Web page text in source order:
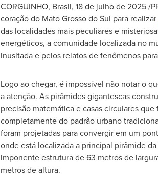
CORGUINHO, Brasil, 18 de julho de 2025/
coração do Mato Grossodo Sul para realizar
das localidades mais peculiares e
energéticos, a comunidade localizada no
inusitada e pelos relatos de fenômenos
Logo ao chegar, é impossível não notar o
a atenção. As pirâmides gigantescas
precisão matemática e casas circulares que
completamente do padrão urbano
foram projetadas para convergir em um
onde está localizada a principal pirâmide
imponente estrutura de 63 metros de
metros de altura.